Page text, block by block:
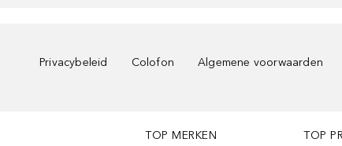
Privacybeleid Colofon Algemene voorwaarden
TOP MERKEN TOP